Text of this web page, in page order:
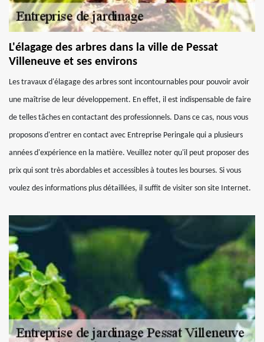
L'élagage des arbres dans la ville de Pessat
Villeneuve et ses environs
Les travaux d'élagage des arbres sont incontournables pour pouvoir avoir
une maîtrise de leur développement. En effet, il est indispensable de faire
de telles tâches en contactant des professionnels. Dans ce cas, nous vous
proposons d'entrer en contact avec Entreprise Peringale qui a plusieurs
années d'expérience en la matière. Veuillez noter qu'il peut proposer des
prix qui sont très abordables et accessibles à toutes les bourses. Si vous
voulez des informations plus détaillées, il suffit de visiter son site Internet.